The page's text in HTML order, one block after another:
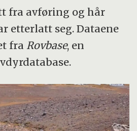
fra avføring og hår
etterlatt seg. Dataene
fra Rovbase, en